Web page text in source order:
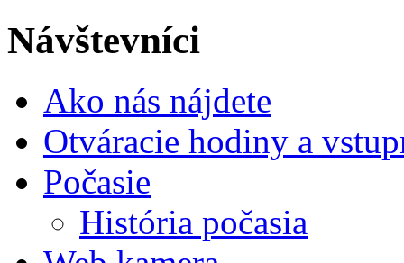
Návštevníci
Ako nás nájdete
Otváracie hodiny a
Počasie
História počasia